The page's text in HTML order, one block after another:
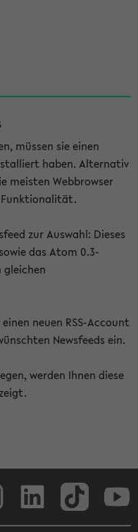
müssen sie einen
haben. Alternativ
meisten Webbrowser
Funktionalität.
zur Auswahl: Dieses
das Atom 0.3-
gleichen
neuen RSS-Account
Newsfeeds ein.
werden Ihnen diese